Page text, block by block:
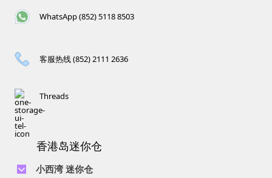
WhatsApp (852) 5118 8503
客服热线 (852) 2111 2636
Threads
香港岛迷你仓
小西湾 迷你仓